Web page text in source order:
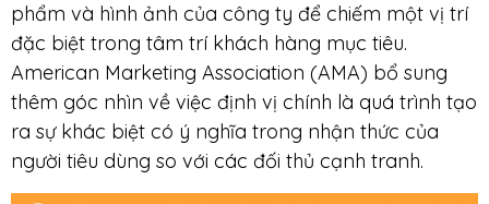
phẩm và hình ảnh của công ty để chiếm một vị trí
đặc biệt trong tâm trí khách hàng mục tiêu.
American Marketing Association (AMA) bổ sung
thêm góc nhìn về việc định vị chính là quá trình tạo
ra sự khác biệt có ý nghĩa trong nhận thức của
người tiêu dùng so với các đối thủ cạnh tranh.